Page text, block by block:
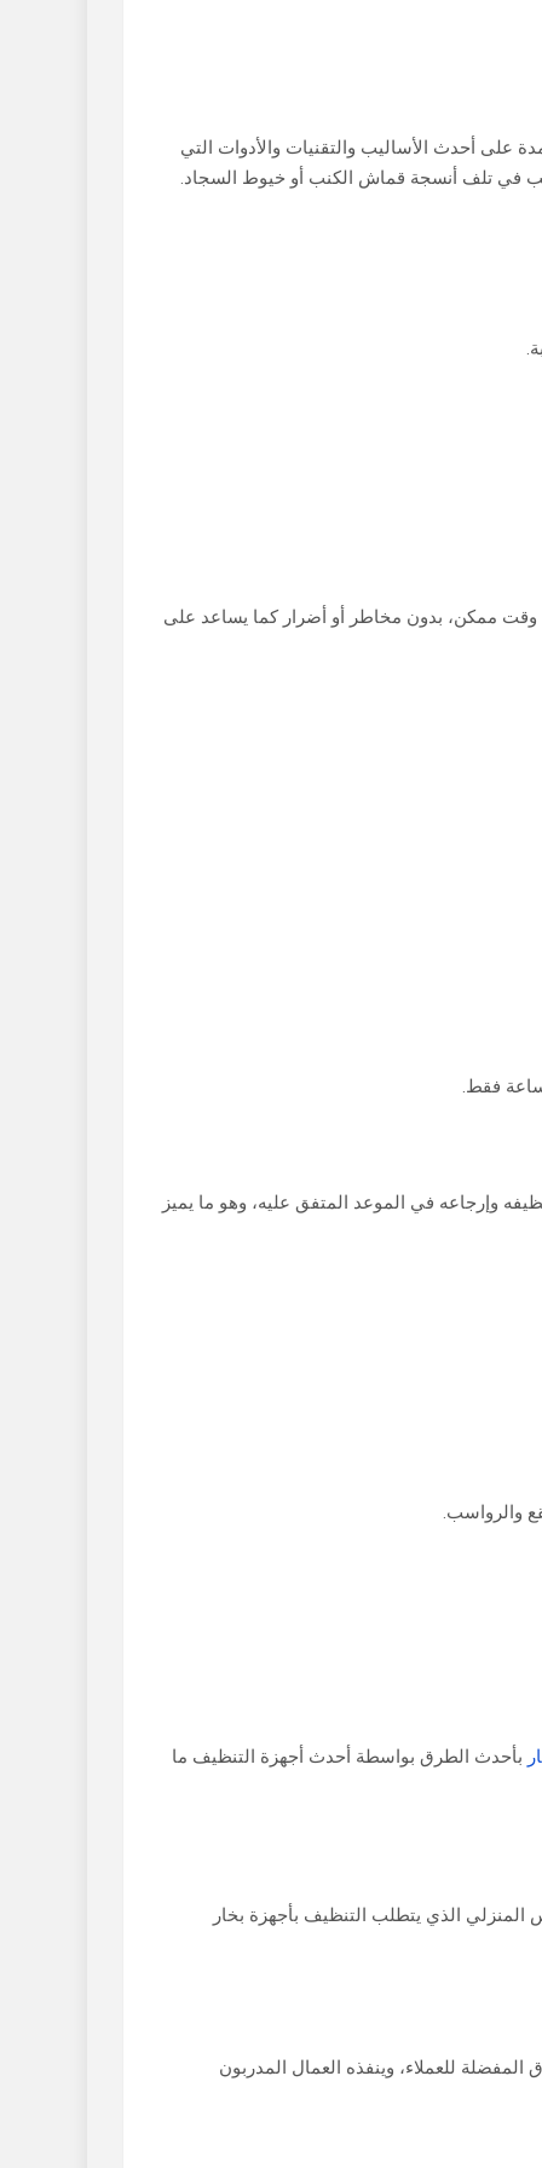
أحدث الأساليب والتقنيات والأدوات التي
في تلف أنسجة قماش الكنب أو خيوط السجاد.
وقت ممكن، بدون مخاطر أو أضرار كما يساعد على
وإرجاعه في الموعد المتفق عليه، وهو ما يميز
بأحدث الطرق بواسطة أحدث أجهزة التنظيف ما
الذي يتطلب التنظيف بأجهزة بخار
للعملاء، وينفذه العمال المدربون